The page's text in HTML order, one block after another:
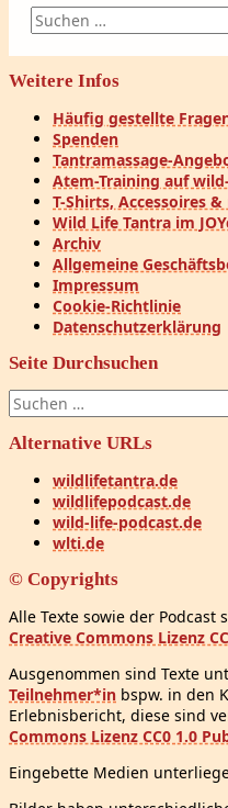
Suchen
nach:
Weitere Infos
Häufig gestellte
Spenden
Tantramassage-
Atem-Training auf
T-Shirts, Accessoires
Wild Life Tantra im
Archiv
Allgemeine
Impressum
Cookie-Richtlinie
Datenschutzerklärung
Seite Durchsuchen
Suchen
nach:
Alternative URLs
wildlifetantra.de
wildlifepodcast.de
wild-life-podcast.de
wlti.de
© Copyrights
Alle Texte sowie der
Creative Commons Lizenz
Ausgenommen sind Texte
Teilnehmer*in bspw. in den
Erlebnisbericht, diese sind
Commons Lizenz CC0 1.0
Eingebette Medien